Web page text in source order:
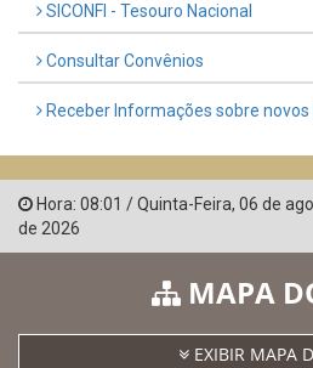
SICONFI - Tesouro Nacional
Consultar Convênios
Receber Informações sobre novos
Hora: 08:01 /Quinta-Feira, 06 de
de 2026
MAPA
EXIBIR MAPA